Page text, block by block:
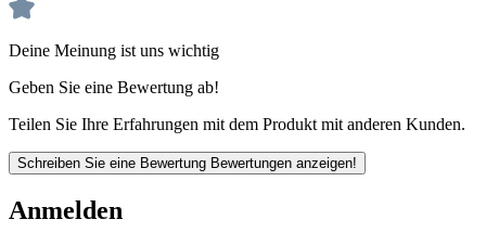
Deine Meinung ist uns wichtig
Geben Sie eine Bewertung ab!
Teilen Sie Ihre Erfahrungen mit dem Produkt mit anderen Kunden.
Schreiben Sie eine Bewertung Bewertungen anzeigen!
Anmelden